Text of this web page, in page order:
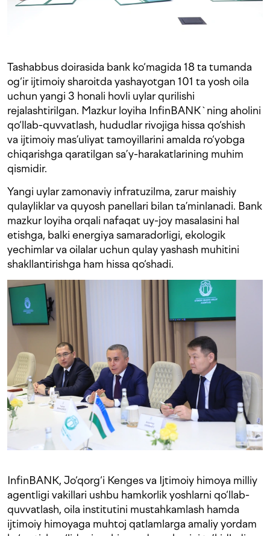
Tashabbus doirasida bank ko‘magida 18 ta tumanda
og‘ir ijtimoiy sharoitda yashayotgan 101 ta yosh oila
uchun yangi 3 honali hovli uylar qurilishi
rejalashtirilgan. Mazkur loyiha InfinBANK`ning aholini
qo‘llab-quvvatlash, hududlar rivojiga hissa qo‘shish
va ijtimoiy mas’uliyat tamoyillarini amalda ro‘yobga
chiqarishga qaratilgan sa’y-harakatlarining muhim
qismidir.
Yangi uylar zamonaviy infratuzilma, zarur maishiy
qulayliklar va quyosh panellari bilan ta’minlanadi. Bank
mazkur loyiha orqali nafaqat uy-joy masalasini hal
etishga, balki energiya samaradorligi, ekologik
yechimlar va oilalar uchun qulay yashash muhitini
shakllantirishga ham hissa qo‘shadi.
InfinBANK, Jo‘qorg‘i Kenges va Ijtimoiy himoya milliy
agentligi vakillari ushbu hamkorlik yoshlarni qo‘llab-
quvvatlash, oila institutini mustahkamlash hamda
ijtimoiy himoyaga muhtoj qatlamlarga amaliy yordam